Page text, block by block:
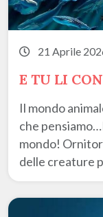
21 Aprile
E TU LI
Il mondo
che
mondo!
delle creature